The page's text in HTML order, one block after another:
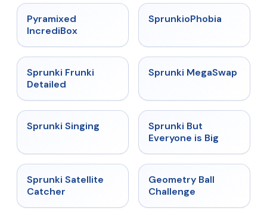
Pyramixed
IncrediBox
★
SprunkioPhobia
★
Sprunki Frunki
Detailed
★ 4.5
Sprunki MegaSwap
★
Sprunki Singing
Sprunki But
Everyone is Big
★ 4.4
Sprunki Satellite
Catcher
★
Geometry Ball
Challenge